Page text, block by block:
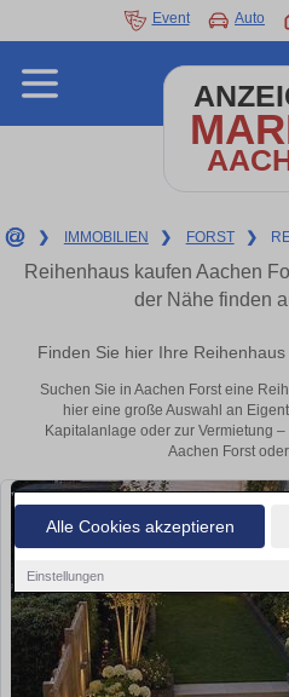
Alle Cookies akzeptieren
Einstellungen
Event Auto
❯ IMMOBILIEN ❯ FORST ❯
Reihenhaus kaufen Aachen
der Nähe finden
Finden Sie hier Ihre
Suchen Sie in Aachen Forst eine
hier eine große Auswahl an
Kapitalanlage oder zur Vermietung
Aachen Forst